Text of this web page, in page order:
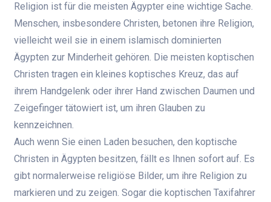
Religion ist für die meisten Ägypter eine wichtige Sache.
Menschen, insbesondere Christen, betonen ihre Religion,
vielleicht weil sie in einem islamisch dominierten
Ägypten zur Minderheit gehören. Die meisten koptischen
Christen tragen ein kleines koptisches Kreuz, das auf
ihrem Handgelenk oder ihrer Hand zwischen Daumen und
Zeigefinger tätowiert ist, um ihren Glauben zu
kennzeichnen.
Auch wenn Sie einen Laden besuchen, den koptische
Christen in Ägypten besitzen, fällt es Ihnen sofort auf. Es
gibt normalerweise religiöse Bilder, um ihre Religion zu
markieren und zu zeigen. Sogar die koptischen Taxifahrer